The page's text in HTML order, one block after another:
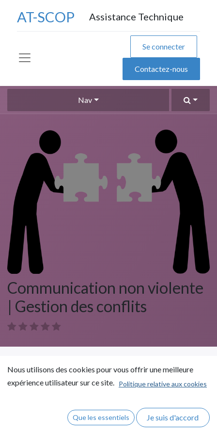
AT-SCOP Assistance Technique
Se connecter
Contactez-nous
Nav
Communication non violente
| Gestion des conflits
Rejoindre ce cours Plus d'infos
Avis
Nous utilisons des cookies pour vous offrir une meilleure
expérience utilisateur sur ce site. Politique relative aux cookies
Que les essentiels Je suis d'accord